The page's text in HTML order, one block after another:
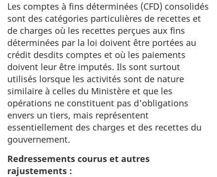
Les comptes à fins déterminées (CFD) consolidés
sont des catégories particulières de recettes et
de charges où les recettes perçues aux fins
déterminées par la loi doivent être portées au
crédit desdits comptes et où les paiements
doivent leur être imputés. Ils sont surtout
utilisés lorsque les activités sont de nature
similaire à celles du Ministère et que les
opérations ne constituent pas d'obligations
envers un tiers, mais représentent
essentiellement des charges et des recettes du
gouvernement.
Redressements courus et autres
rajustements :